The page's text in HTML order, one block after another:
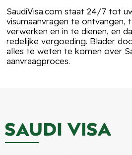
SaudiVisa.com staat 24/7 tot
visumaanvragen te ontvangen,
verwerken en in te dienen, en
redelijke vergoeding. Blader
alles te weten te komen over
aanvraagproces.